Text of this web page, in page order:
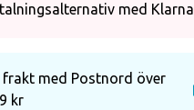
med Klarna
frakt med Postnord över
kr